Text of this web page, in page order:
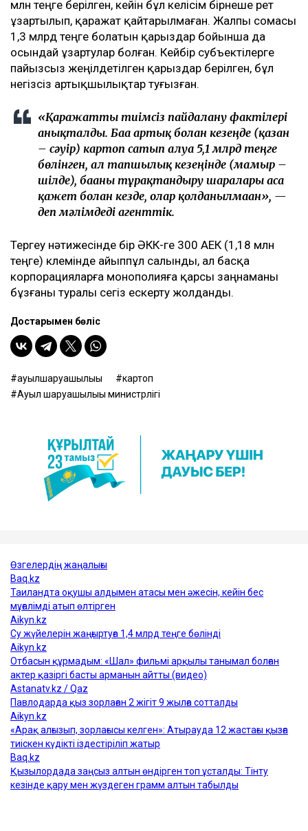
млн теңге берілген, кейін бұл келісім бірнеше рет
ұзартылып, қаражат қайтарылмаған. Жалпы сомасы
1,3 млрд теңге болатын қарыздар бойынша да
осындай ұзартулар болған. Кейбір субъектілерге
пайызсыз жеңілдетілген қарыздар берілген, бұл
негізсіз артықшылықтар туғызған.
«Қаражатты тиімсіз пайдалану фактілері
анықталды. Баға артық болған кезеңде (қазан
– сәуір) картоп сатып алуға 5,1 млрд теңге
бөлінген, ал тапшылық кезеңінде (мамыр –
шілде), бағаны тұрақтандыру шаралары аса
қажет болған кезде, олар қолданылмаған», —
деп мәлімдеді агенттік.
Тергеу нәтижесінде бір ӘКК-ге 300 АЕК (1,18 млн
теңге) көлемінде айыппұл салынды, ал басқа
корпорацияларға монополияға қарсы заңнаманы
бұзғаны туралы сегіз ескерту жолданды.
Достарыңмен бөліс
ауылшаруашылығы
картоп
Ауыл шаруашылығы министрлігі